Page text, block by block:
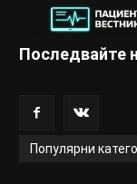
Последвайте
Популярни